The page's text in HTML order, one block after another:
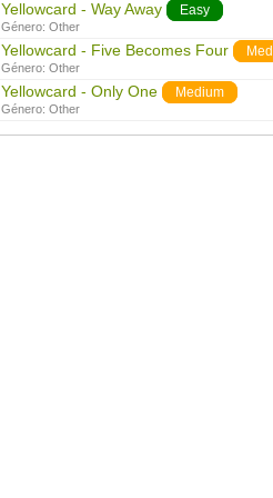
Yellowcard - Way Away Easy
Género: Other
Yellowcard - Five Becomes Four
Género: Other
Yellowcard - Only One Medium
Género: Other